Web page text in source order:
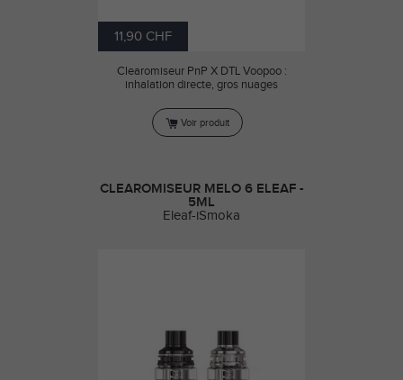
11,90 CHF
Clearomiseur PnP X DTL Voopoo :
inhalation directe, gros nuages
Voir produit
CLEAROMISEUR MELO 6 ELEAF -
5ML
Eleaf-iSmoka